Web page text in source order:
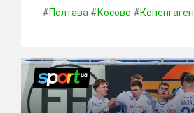
#Полтава #Косово #Копенгаген